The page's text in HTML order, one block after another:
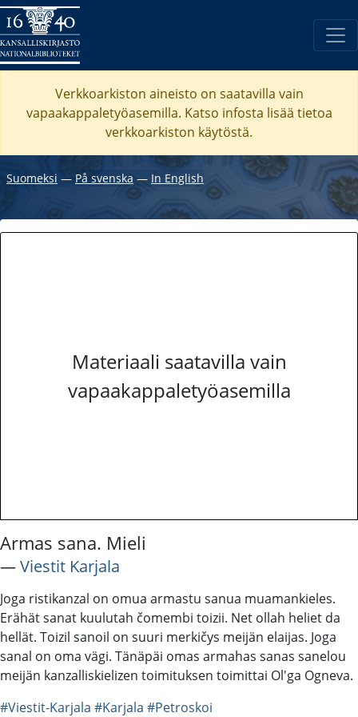
Verkkoarkiston aineisto on saatavilla vain
vapaakappaletyöasemilla. Katso infosta lisää tietoa
verkkoarkiston käytöstä.
Suomeksi ― På svenska ― In English
Materiaali saatavilla vain
vapaakappaletyöasemilla
Armas sana. Mieli
―Viestit Karjala
Joga ristikanzal on omua armastu sanua muamankieles.
Erähät sanat kuulutah čomembi toizii. Net ollah heliet da
hellät. Toizil sanoil on suuri merkičys meijän elaijas. Joga
sanal on oma vägi. Tänäpäi omas armahas sanas sanelou
meijän kanzalliskielizen toimituksen toimittai Ol'ga Ogneva.
#Viestit-Karjala #Karjala #Petroskoi